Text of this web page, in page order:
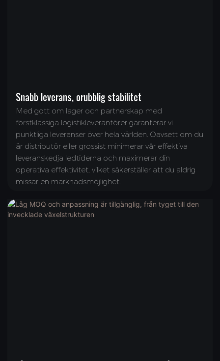
Snabb leverans, orubblig stabilitet
Med gott om lager och partnerskap med
förstklassiga logistikleverantörer garanterar vi
punktliga leveranser över hela världen. Oavsett om du
är distributör eller grossist minimerar vår effektiva
leveranskedja ledtiderna och maximerar din
operativa effektivitet, vilket säkerställer att du aldrig
missar en marknadsmöjlighet.